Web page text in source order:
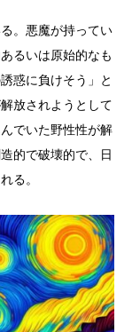
。悪魔が持ってい
るいは原始的なも
惑に負けそう」と
放されようとして
でいた野性性が解
的で破壊的で、日
る。